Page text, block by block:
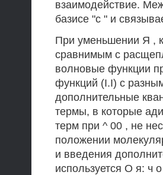
взаимодействие.
базисе "с " и
При уменьшении Я ,
сравнимым с
волновые функции
функций (I.I) с
дополнительные
термы, в которые
терм при ^ 00 , не
положении
и введения
используется О я: ч